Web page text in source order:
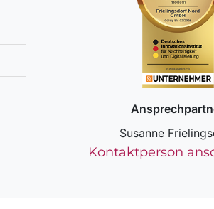
Susanne
Kontaktperson